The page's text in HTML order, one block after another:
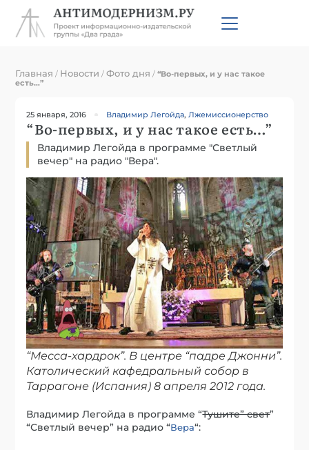
Главная / Новости /Фото дня /“Во-первых, и у нас такое
есть…”
25 января, 2016 Владимир Легойда, Лжемиссионерство
“Во-первых, и у нас такое есть…”
Владимир Легойда в программе "Светлый
вечер" на радио "Вера".
“Месса-хардрок”. В центре “падре Джонни”.
Католический кафедральный собор в
Таррагоне (Испания) 8 апреля 2012 года.
Владимир Легойда в программе “Тушите” свет”
“Светлый вечер” на радио “Вера“: